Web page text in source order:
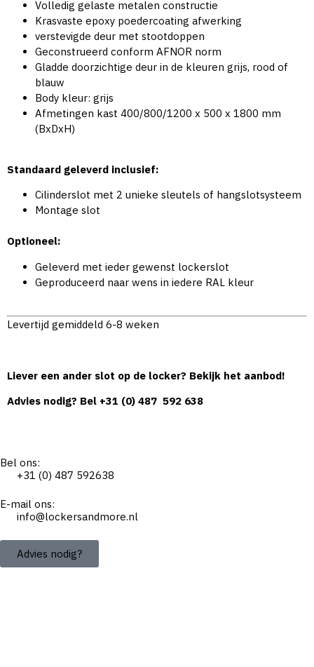
Volledig gelaste metalen constructie
Krasvaste epoxy poedercoating afwerking
verstevigde deur met stootdoppen
Geconstrueerd conform AFNOR norm
Gladde doorzichtige deur in de kleuren grijs, rood of
blauw
Body kleur: grijs
Afmetingen kast 400/800/1200 x 500 x 1800 mm
(BxDxH)
Standaard geleverd inclusief:
Cilinderslot met 2 unieke sleutels of hangslotsysteem
Montage slot
Optioneel:
Geleverd met ieder gewenst lockerslot
Geproduceerd naar wens in iedere RAL kleur
Levertijd gemiddeld 6-8 weken
Liever een ander slot op de locker? Bekijk het aanbod!
Advies nodig? Bel +31 (0) 487 592 638
Bel ons:
+31 (0) 487 592638
E-mail ons:
info@lockersandmore.nl
Advies nodig?